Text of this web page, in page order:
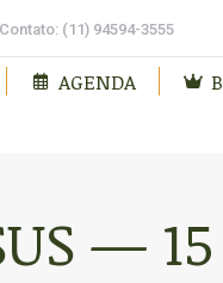
Contato: (11) 94594-3555
AGENDA
—